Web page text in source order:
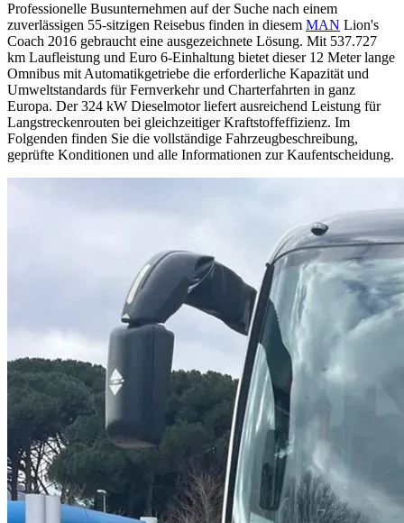
Professionelle Busunternehmen auf der Suche nach einem
zuverlässigen 55-sitzigen Reisebus finden in diesem MAN Lion's
Coach 2016 gebraucht eine ausgezeichnete Lösung. Mit 537.727
km Laufleistung und Euro 6-Einhaltung bietet dieser 12 Meter lange
Omnibus mit Automatikgetriebe die erforderliche Kapazität und
Umweltstandards für Fernverkehr und Charterfahrten in ganz
Europa. Der 324 kW Dieselmotor liefert ausreichend Leistung für
Langstreckenrouten bei gleichzeitiger Kraftstoffeffizienz. Im
Folgenden finden Sie die vollständige Fahrzeugbeschreibung,
geprüfte Konditionen und alle Informationen zur Kaufentscheidung.